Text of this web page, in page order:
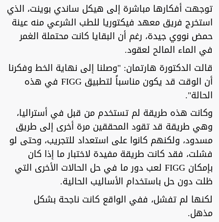
توجهت أفكارها مباشرة إلى هيكل ساندي بوينت، الذي
استخرج فريق معهد فيكتوريا للطب الشرعي منه عينة
حمض نووي جيدة، رغم أن البقايا كانت محتملة الغمر
في الماء المالح لعقود.
قالت الدكتورة هارتمان: "وصلنا إلى نهاية الخط وفكرنا
أن الوقت قد يكون مناسباً لتطبيق FIGG في هذه
الحالة".
وكانت هذه طريقة لم تستخدم من قبل في أستراليا،
وهي طريقة قد تقود المحققين مرة أخرى إلى طريق
مسدود، ولكنهم كانوا على استعداد للتجريب، وحتى لو
فشلت، فقد كانت طريقة مفيدة لاختبار ما إذا كان
بإمكان FIGG لعب دور ما في حل الحالات الأخرى التي
ظلت دون حل باستخدام الأساليب الحالية.
لكنها لم تفشل، ففي الواقع كانت ناجحة بشكل
مذهل.